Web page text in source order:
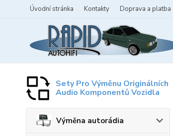
Úvodní stránka Kontakty Doprava a platba
Sety Pro Výměnu Originálních
Audio Komponentů Vozidla
Výměna autorádia